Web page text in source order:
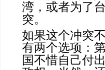
湾，或者为了
突。
如果这个冲突
有两个选项：
国不惜自己付